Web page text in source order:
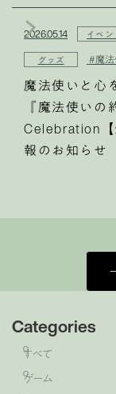
Categories
すべて
ゲーム
2026.05.14 イベン
グッズ
#魔
魔法使いと心
『魔法使い
Celebration【
報のお知らせ